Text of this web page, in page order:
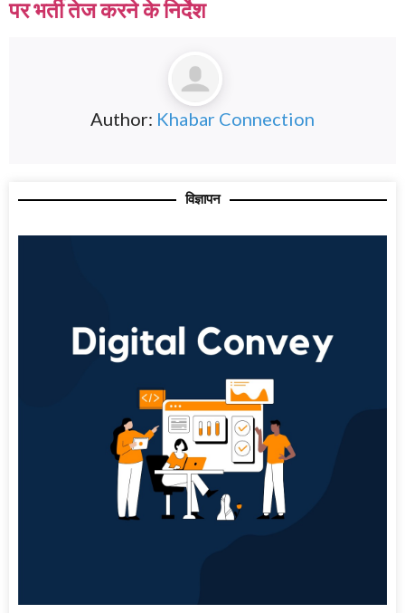
पर भर्ती तेज करने के निर्देश
Author: Khabar Connection
विज्ञापन